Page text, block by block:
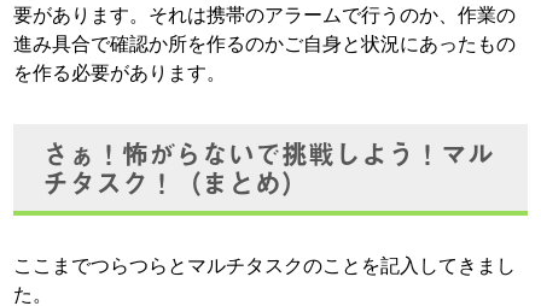
要があります。それは携帯のアラームで行うのか、作業の
進み具合で確認か所を作るのかご自身と状況にあったもの
を作る必要があります。
さぁ！怖がらないで挑戦しよう！マル
チタスク！（まとめ）
ここまでつらつらとマルチタスクのことを記入してきまし
た。